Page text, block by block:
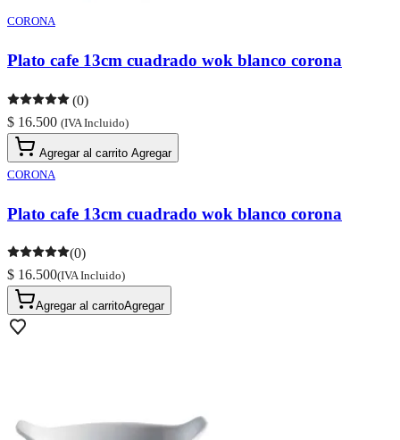
CORONA
Plato cafe 13cm cuadrado wok blanco corona
(0)
$ 16.500 (IVA Incluido)
Agregar al carrito Agregar
CORONA
Plato cafe 13cm cuadrado wok blanco corona
(0)
$ 16.500(IVA Incluido)
Agregar al carritoAgregar